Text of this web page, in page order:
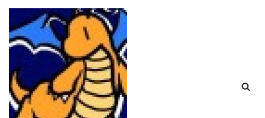
콘
텐
로
건
너
뛰
기